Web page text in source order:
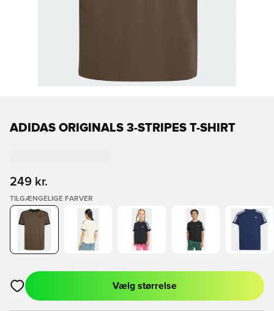
ADIDAS ORIGINALS 3-STRIPES T-SHIRT
249 kr.
TILGÆNGELIGE FARVER
Åbner en Modal til at logge ind eller tilmelde dig som medlem
Vælg størrelse